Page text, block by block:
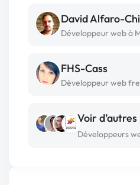
David Alfaro-
Développeur web à
FHS-Cass
Développeur web
Voir
Développeurs